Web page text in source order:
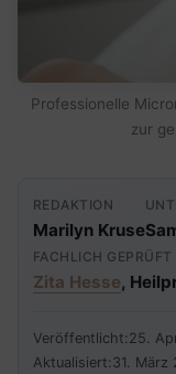
Professionelle
zur
REDAKTION
Marilyn Kruse
FACHLICH GEPRÜFT
Zita Hesse,
Veröffentlicht: 25.
Aktualisiert: 31. März